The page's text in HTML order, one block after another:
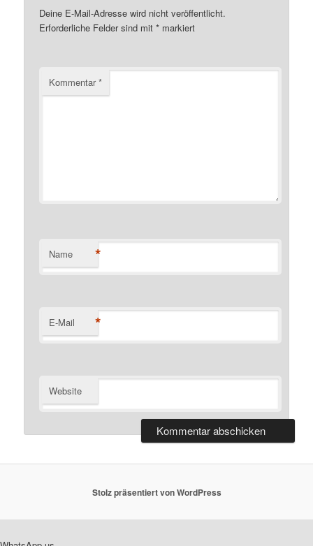
Deine E-Mail-Adresse wird nicht veröffentlicht.
Erforderliche Felder sind mit* markiert
Kommentar*
Name *
E-Mail *
Website
Stolz präsentiert von WordPress